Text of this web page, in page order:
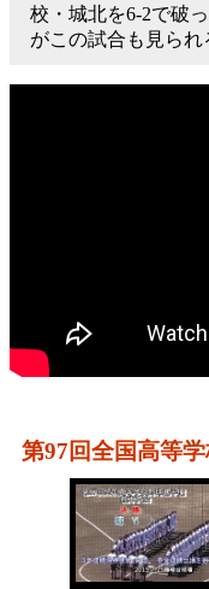
校・城北を6-2で破
がこの試合も見られ
第97回全国高等